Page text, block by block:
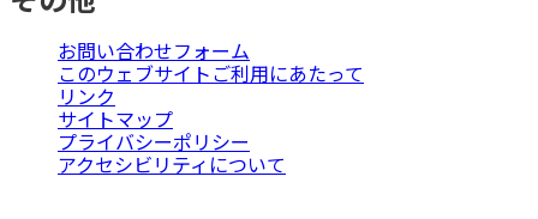
お問い合わせフォーム
このウェブサイトご利用にあたって
リンク
サイトマップ
プライバシーポリシー
アクセシビリティについて